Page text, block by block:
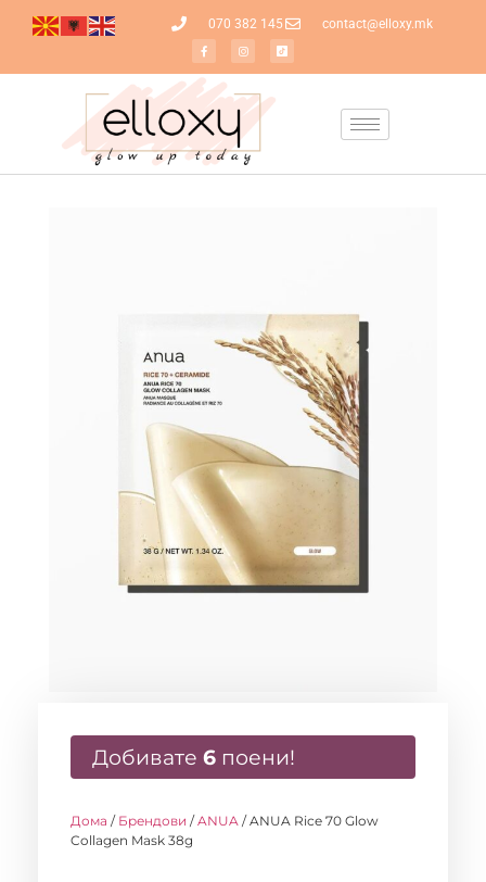
070 382 145 contact@elloxy.mk
Добивате 6 поени!
Дома / Брендови /ANUA / ANUA Rice 70 Glow
Collagen Mask 38g